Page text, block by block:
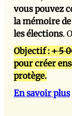
vous pouvez
la mémoire
les élections.
Objectif :+ 5
pour créer
protège.
En savoir plus